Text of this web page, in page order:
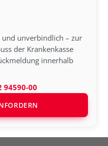
unverbindlich – zur
der Krankenkasse
innerhalb
94590-00